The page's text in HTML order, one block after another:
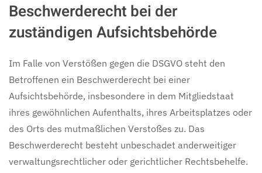
Beschwerderecht bei der
zuständigen Aufsichtsbehörde
Im Falle von Verstößen gegen die DSGVO steht den
Betroffenen ein Beschwerderecht bei einer
Aufsichtsbehörde, insbesondere in dem Mitgliedstaat
ihres gewöhnlichen Aufenthalts, ihres Arbeitsplatzes oder
des Orts des mutmaßlichen Verstoßes zu. Das
Beschwerderecht besteht unbeschadet anderweitiger
verwaltungsrechtlicher oder gerichtlicher Rechtsbehelfe.